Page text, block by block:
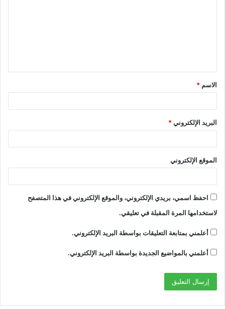
ق
*
الاسم *
البريد الإلكتروني*
الموقع الإلكتروني
احفظ اسمي، بريدي الإلكتروني، والموقع الإلكتروني في هذا المتصفح
لاستخدامها المرة المقبلة في تعليقي.
أعلمني بمتابعة التعليقات بواسطة البريد الإلكتروني.
أعلمني بالمواضيع الجديدة بواسطة البريد الإلكتروني.